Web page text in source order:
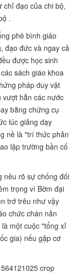
chỉ đạo của chi bộ,
.
phê bình giáo
đạo đức và ngay cả
được học sinh
sách giáo khoa
pháp duy vật
vượt hẳn các nước
bằng chứng cụ
lúc giảng dạy
nề là "trí thức phản
lập trường bần cố
nêu rõ sự chống đối
trọng vì Bờm đại
trớ trêu như vậy
chức chán nản
một cuộc "tổng xỉ
gia) nếu gặp cơ